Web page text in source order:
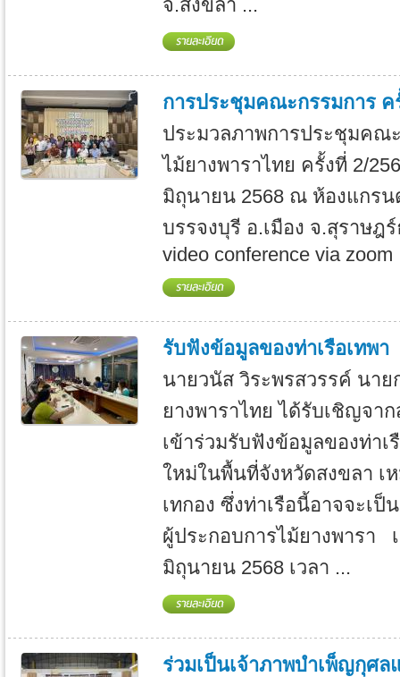
จ.สงขลา ...
การประชุมคณะกรรมการ ค
ประมวลภาพการประชุมคณ
ไม้ยางพาราไทย ครั้งที่ 2/
มิถุนายน 2568 ณ ห้องแกรน
บรรจงบุรี อ.เมือง จ.สุราษฎ
video conference via zoom
รับฟังข้อมูลของท่าเรือเทพา
นายวนัส วิระพรสวรรค์ นา
ยางพาราไทย ได้รับเชิญจา
เข้าร่วมรับฟังข้อมูลของท่าเ
ใหม่ในพื้นที่จังหวัดสงขลา เ
เทกอง ซึ่งท่าเรือนี้อาจจะเป็
ผู้ประกอบการไม้ยางพารา
มิถุนายน 2568 เวลา ...
ร่วมเป็นเจ้าภาพบำเพ็ญกุศล